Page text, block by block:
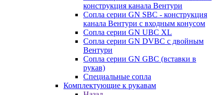
конструкция канала Вентури
Сопла серии GN SBC - конструкция
канала Вентури c входным конусом
Сопла серии GN UBC XL
Сопла серии GN DVBC с двойным
Вентури
Сопла серии GN GBC (вставки в
рукав)
Специальные сопла
Комплектующие к рукавам